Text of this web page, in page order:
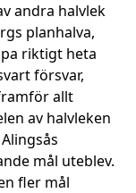
andra halvlek
planhalva,
riktigt heta
försvar,
allt
av halvleken
mål uteblev.
fler mål